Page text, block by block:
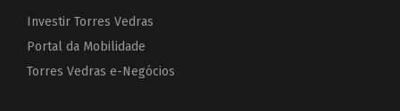
Investir Torres Vedras
Portal da Mobilidade
Torres Vedras e-Negócios